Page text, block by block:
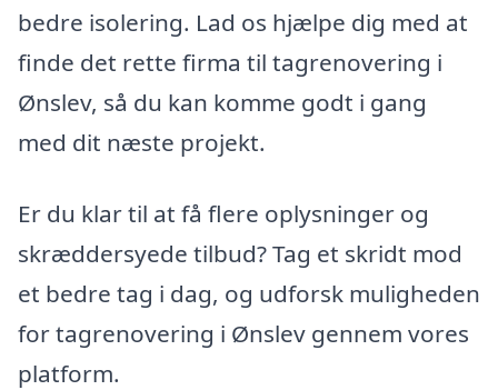
bedre isolering. Lad os hjælpe dig med at
finde det rette firma til tagrenovering i
Ønslev, så du kan komme godt i gang
med dit næste projekt.
Er du klar til at få flere oplysninger og
skræddersyede tilbud? Tag et skridt mod
et bedre tag i dag, og udforsk muligheden
for tagrenovering i Ønslev gennem vores
platform.